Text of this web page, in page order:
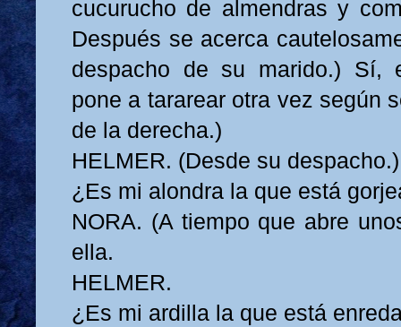
cucurucho de almendras y
Después se acerca
despacho de su marido.) Sí,
pone a tararear otra vez según
de la derecha.)
HELMER. (Desde su despacho.)
¿Es mi alondra la que está
NORA. (A tiempo que abre
ella.
HELMER.
¿Es mi ardilla la que está